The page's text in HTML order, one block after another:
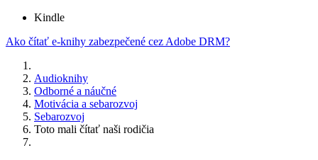
Kindle
Ako čítať e-knihy zabezpečené cez Adobe DRM?
Audioknihy
Odborné a náučné
Motivácia a sebarozvoj
Sebarozvoj
Toto mali čítať naši rodičia